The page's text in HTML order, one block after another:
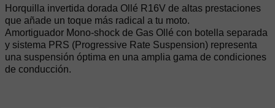
Horquilla invertida dorada Ollé R16V de altas prestaciones
que añade un toque más radical a tu moto.
Amortiguador Mono-shock de Gas Ollé con botella separada
y sistema PRS (Progressive Rate Suspension) representa
una suspensión óptima en una amplia gama de condiciones
de conducción.